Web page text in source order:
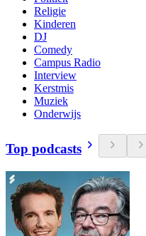
Religie
Kinderen
DJ
Comedy
Campus Radio
Interview
Kerstmis
Muziek
Onderwijs
Top podcasts